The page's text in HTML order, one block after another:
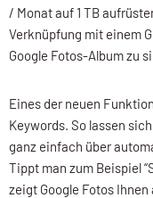
/ Monat auf 1 TB
Verknüpfung mit einem
Google Fotos-Album zu
Eines der neuen
Keywords. So lassen
ganz einfach über
Tippt man zum Beispiel
zeigt Google Fotos